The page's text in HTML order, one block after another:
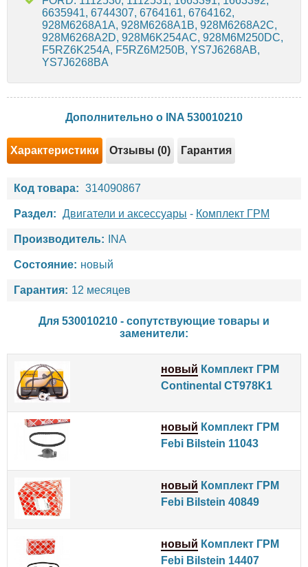
6635941, 6744307, 6764161, 6764162,
928M6268A1A, 928M6268A1B, 928M6268A2C,
928M6268A2D, 928M6K254AC, 928M6M250DC,
F5RZ6K254A, F5RZ6M250B, YS7J6268AB,
YS7J6268BA
Дополнительно о INA 530010210
Характеристики Отзывы (0) Гарантия
Код товара: 314090867
Раздел: Двигатели и аксессуары - Комплект ГРМ
Производитель: INA
Состояние: новый
Гарантия: 12 месяцев
Для 530010210 - сопутствующие товары и
заменители:
новый Комплект ГРМ
Continental CT978K1
новый Комплект ГРМ
Febi Bilstein 11043
новый Комплект ГРМ
Febi Bilstein 40849
новый Комплект ГРМ
Febi Bilstein 14407